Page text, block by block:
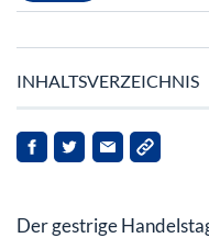
INHALTSVERZEICHNIS
DAX nahe seiner
Ordnung?
Der gestrige